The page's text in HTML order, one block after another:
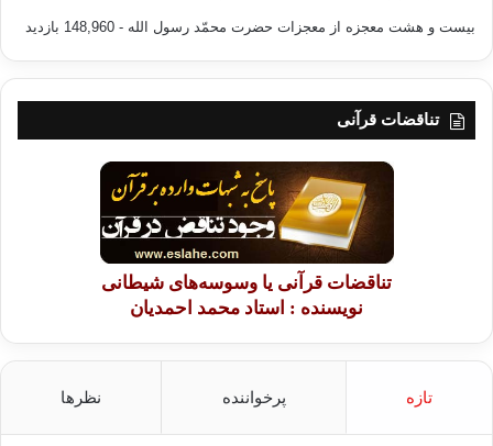
بیست و هشت معجزه از معجزات حضرت محمّد رسول الله - 148,960 بازدید
تناقضات قرآنی
تناقضات قرآنی یا وسوسه‌های شیطانی
نویسنده : استاد محمد احمدیان
تازه پرخواننده نظرها